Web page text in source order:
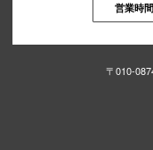
営業時
〒010-